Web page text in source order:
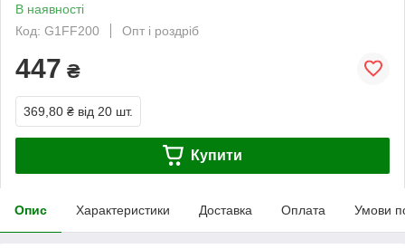
В наявності
Код: G1FF200
Опт і роздріб
447 ₴
369,80 ₴ від 20 шт.
Купити
Опис Характеристики Доставка Оплата Умови